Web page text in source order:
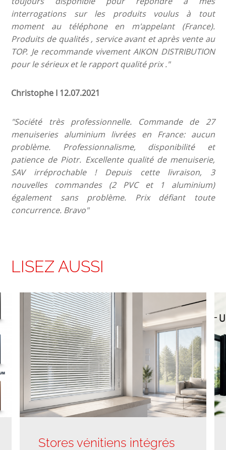
interrogations sur les produits voulus à tout
moment au téléphone en m'appelant (France).
Produits de qualités , service avant et après vente au
TOP. Je recommande vivement AIKON DISTRIBUTION
pour le sérieux et le rapport qualité prix ."
Christophe I 12.07.2021
"Société très professionnelle. Commande de 27
menuiseries aluminium livrées en France: aucun
problème. Professionnalisme, disponibilité et
patience de Piotr. Excellente qualité de menuiserie,
SAV irréprochable ! Depuis cette livraison, 3
nouvelles commandes (2 PVC et 1 aluminium)
également sans problème. Prix défiant toute
concurrence. Bravo"
LISEZ AUSSI
Stores vénitiens intégrés